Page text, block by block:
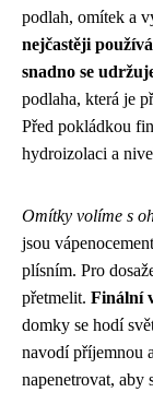
podlah, omítek a
nejčastěji
snadno se
podlaha, která je
Před pokládkou
hydroizolaci a
Omítky volíme s
jsou
plísním. Pro
přetmelit. Finální
domky se hodí
navodí příjemnou
napenetrovat, aby